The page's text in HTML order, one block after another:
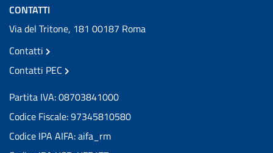
CONTATTI
Via del Tritone, 181 00187 Roma
Contatti
Contatti PEC
Partita IVA: 08703841000
Codice Fiscale: 97345810580
Codice IPA AIFA: aifa_rm